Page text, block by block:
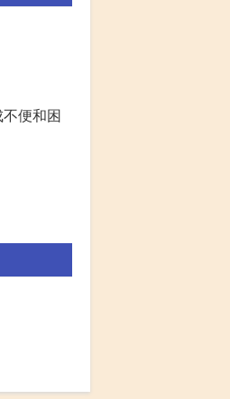
便和困